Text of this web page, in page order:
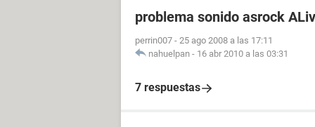
problema sonido asrock
perrin007 - 25 ago 2008 a las 17:11
nahuelpan - 16 abr 2010 a las 03:31
7 respuestas